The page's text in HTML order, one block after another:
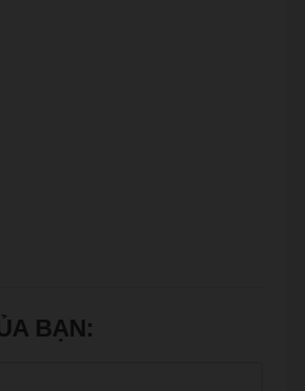
BẠN: